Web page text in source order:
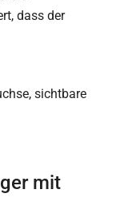
dass der
mit